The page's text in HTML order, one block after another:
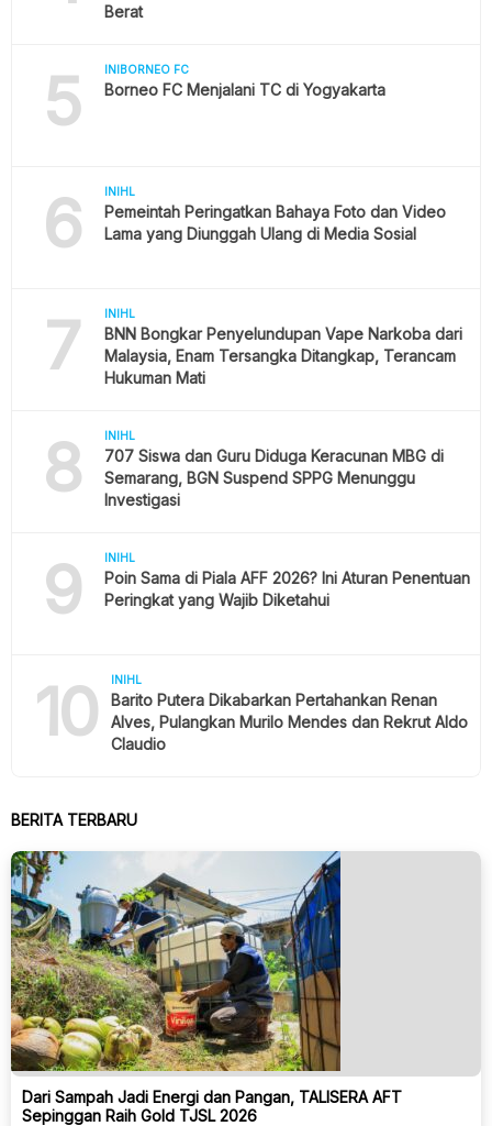
Berat
5 INIBORNEO FC
Borneo FC Menjalani TC di Yogyakarta
6 INIHL
Pemeintah Peringatkan Bahaya Foto dan Video
Lama yang Diunggah Ulang di Media Sosial
7 INIHL
BNN Bongkar Penyelundupan Vape Narkoba dari
Malaysia, Enam Tersangka Ditangkap, Terancam
Hukuman Mati
8 INIHL
707 Siswa dan Guru Diduga Keracunan MBG di
Semarang, BGN Suspend SPPG Menunggu
Investigasi
9 INIHL
Poin Sama di Piala AFF 2026? Ini Aturan Penentuan
Peringkat yang Wajib Diketahui
10 INIHL
Barito Putera Dikabarkan Pertahankan Renan
Alves, Pulangkan Murilo Mendes dan Rekrut Aldo
Claudio
BERITA TERBARU
Dari Sampah Jadi Energi dan Pangan, TALISERA AFT
Sepinggan Raih Gold TJSL 2026